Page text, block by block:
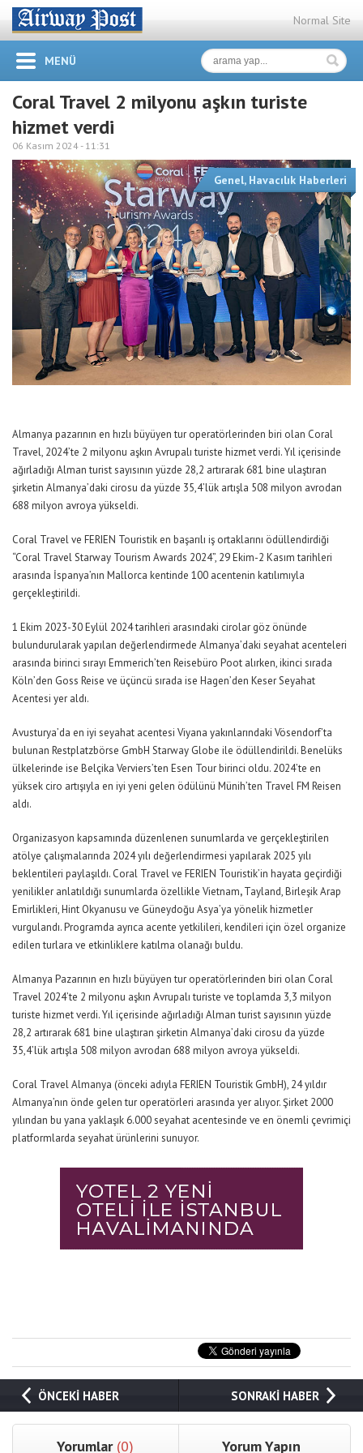
Normal Site
MENÜ
Coral Travel 2 milyonu aşkın turiste
hizmet verdi
06 Kasım 2024 - 11:31
Genel, Havacılık Haberleri
Almanya pazarının en hızlı büyüyen tur operatörlerinden biri olan Coral
Travel, 2024’te 2 milyonu aşkın Avrupalı turiste hizmet verdi. Yıl içerisinde
ağırladığı Alman turist sayısının yüzde 28,2 artırarak 681 bine ulaştıran
şirketin Almanya’daki cirosu da yüzde 35,4’lük artışla 508 milyon avrodan
688 milyon avroya yükseldi.
Coral Travel ve FERIEN Touristik en başarılı iş ortaklarını ödüllendirdiği
“Coral Travel Starway Tourism Awards 2024”, 29 Ekim-2 Kasım tarihleri
arasında İspanya’nın Mallorca kentinde 100 acentenin katılımıyla
gerçekleştirildi.
1 Ekim 2023-30 Eylül 2024 tarihleri arasındaki cirolar göz önünde
bulundurularak yapılan değerlendirmede Almanya’daki seyahat acenteleri
arasında birinci sırayı Emmerich’ten Reisebüro Poot alırken, ikinci sırada
Köln’den Goss Reise ve üçüncü sırada ise Hagen’den Keser Seyahat
Acentesi yer aldı.
Avusturya’da en iyi seyahat acentesi Viyana yakınlarındaki Vösendorf’ta
bulunan Restplatzbörse GmbH Starway Globe ile ödüllendirildi. Benelüks
ülkelerinde ise Belçika Verviers’ten Esen Tour birinci oldu. 2024’te en
yüksek ciro artışıyla en iyi yeni gelen ödülünü Münih’ten Travel FM Reisen
aldı.
Organizasyon kapsamında düzenlenen sunumlarda ve gerçekleştirilen
atölye çalışmalarında 2024 yılı değerlendirmesi yapılarak 2025 yılı
beklentileri paylaşıldı. Coral Travel ve FERIEN Touristik’in hayata geçirdiği
yenilikler anlatıldığı sunumlarda özellikle Vietnam,Tayland, Birleşik Arap
Emirlikleri, Hint Okyanusu ve Güneydoğu Asya’ya yönelik hizmetler
vurgulandı. Programda ayrıca acente yetkilileri, kendileri için özel organize
edilen turlara ve etkinliklere katılma olanağı buldu.
Almanya Pazarının en hızlı büyüyen tur operatörlerinden biri olan Coral
Travel 2024’te 2 milyonu aşkın Avrupalı turiste ve toplamda 3,3 milyon
turiste hizmet verdi. Yıl içerisinde ağırladığı Alman turist sayısının yüzde
28,2 artırarak 681 bine ulaştıran şirketin Almanya’daki cirosu da yüzde
35,4’lük artışla 508 milyon avrodan 688 milyon avroya yükseldi.
Coral Travel Almanya (önceki adıyla FERIEN Touristik GmbH), 24 yıldır
Almanya’nın önde gelen tur operatörleri arasında yer alıyor. Şirket 2000
yılından bu yana yaklaşık 6.000 seyahat acentesinde ve en önemli çevrimiçi
platformlarda seyahat ürünlerini sunuyor.
ÖNCEKİ HABER SONRAKİ HABER
Yorumlar (0) Yorum Yapın